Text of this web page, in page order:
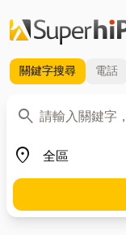
關鍵字搜尋 電話
search
關鍵字
place
地區